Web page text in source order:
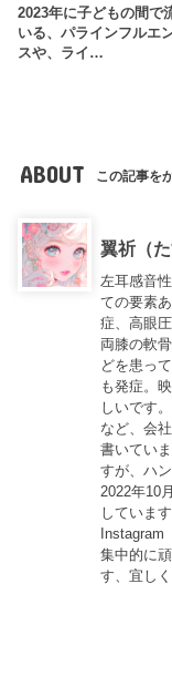
2023年に子どもの間で
いる、パラインフルエ
スや、ライ…
ABOUT この記事を
翼祈（た
左耳感音
ての要素
症、高眼
両膝の軟
どを患っ
も発症。
しいです
など、会
書いてい
すが、ハ
2022年10
していま
Instagram
集中的に
す、宜し